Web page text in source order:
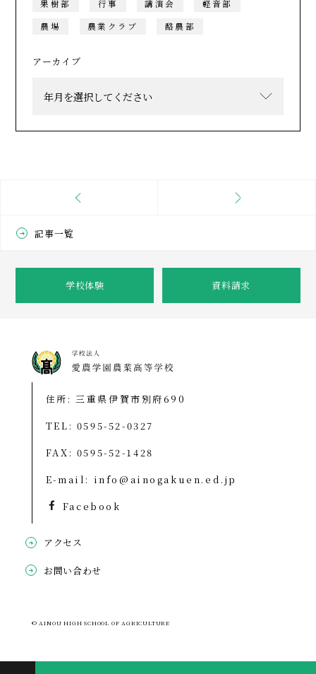
果樹部
行事 講演会
軽音部
農場
農業クラブ 酪農部
アーカイブ
記事一覧
学校体験 資料請求
住所: 三重県伊賀市別府690
TEL: 0595-52-0327
FAX: 0595-52-1428
E-mail: info@ainogakuen.ed.jp
Facebook
アクセス
お問い合わせ
© AINOU HIGH SCHOOL OF AGRICULTURE